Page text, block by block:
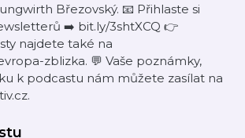
Březovský. 📧 Přihlaste si
➡️ bit.ly/3shtXCQ 👉
najdete také na
zblizka. 💬 Vaše poznámky,
k podcastu nám můžete zasílat na